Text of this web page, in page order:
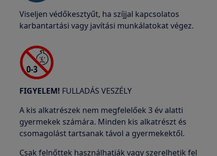
Viseljen védőkesztyűt, ha szíjjal kapcsolatos
karbantartási vagy javítási munkálatokat végez.
FIGYELEM! FULLADÁS VESZÉLY
A kis alkatrészek nem megfelelőek 3 év alatti
gyermekek számára. Minden kis alkatrészt és
csomagolást tartsanak távol a gyermekektől.
Csak felnőttek használhatják vagy szerelhetik fel